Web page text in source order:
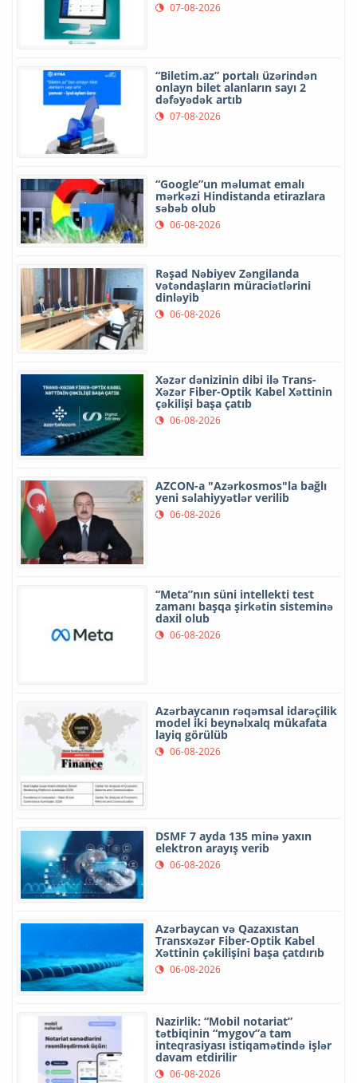
07-08-2026
“Biletim.az” portalı üzərindən
onlayn bilet alanların sayı 2
dəfəyədək artıb
07-08-2026
“Google”un məlumat emalı
mərkəzi Hindistanda etirazlara
səbəb olub
06-08-2026
Rəşad Nəbiyev Zəngilanda
vətəndaşların müraciətlərini
dinləyib
06-08-2026
Xəzər dənizinin dibi ilə Trans-
Xəzər Fiber-Optik Kabel Xəttinin
çəkilişi başa çatıb
06-08-2026
AZCON-a "Azərkosmos"la bağlı
yeni səlahiyyətlər verilib
06-08-2026
“Meta”nın süni intellekti test
zamanı başqa şirkətin sisteminə
daxil olub
06-08-2026
Azərbaycanın rəqəmsal idarəçilik
model iki beynəlxalq mükafata
layiq görülüb
06-08-2026
DSMF 7 ayda 135 minə yaxın
elektron arayış verib
06-08-2026
Azərbaycan və Qazaxıstan
Transxəzər Fiber-Optik Kabel
Xəttinin çəkilişini başa çatdırıb
06-08-2026
Nazirlik: “Mobil notariat”
tətbiqinin “mygov”a tam
inteqrasiyası istiqamətində işlər
davam etdirilir
06-08-2026